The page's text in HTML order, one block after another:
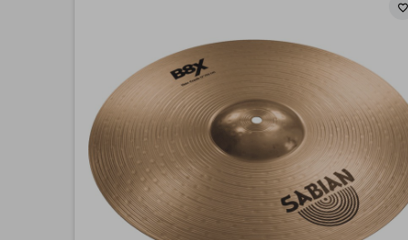
favorite_border